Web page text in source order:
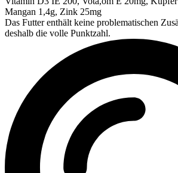
Mangan 1,4g, Zink 25mg
Das Futter enthält keine problematischen
deshalb die volle Punktzahl.